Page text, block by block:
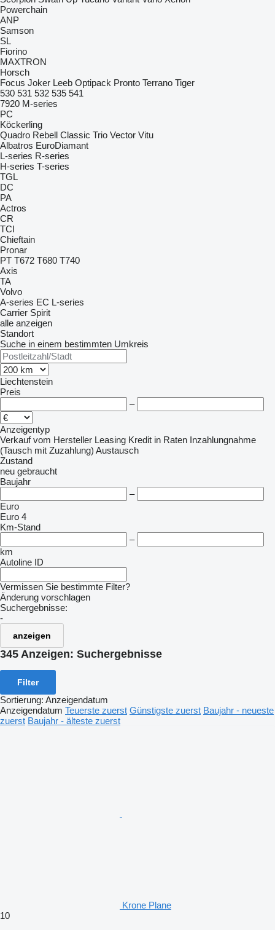
Powerchain
ANP
Samson
SL
Fiorino
MAXTRON
Horsch
Focus Joker Leeb Optipack Pronto Terrano Tiger
530 531 532 535 541
7920 M-series
PC
Köckerling
Quadro Rebell Classic Trio Vector Vitu
Albatros EuroDiamant
L-series R-series
H-series T-series
TGL
DC
PA
Actros
CR
TCI
Chieftain
Pronar
PT T672 T680 T740
Axis
TA
Volvo
A-series EC L-series
Carrier Spirit
alle anzeigen
Standort
Suche in einem bestimmten Umkreis
Liechtenstein
Preis
–
Anzeigentyp
Verkauf vom Hersteller Leasing Kredit in Raten Inzahlungnahme
(Tausch mit Zuzahlung) Austausch
Zustand
neu gebraucht
Baujahr
–
Euro
Euro 4
Km-Stand
–
km
Autoline ID
Vermissen Sie bestimmte Filter?
Änderung vorschlagen
Suchergebnisse:
-
anzeigen
345 Anzeigen: Suchergebnisse
Filter
Sortierung: Anzeigendatum
Anzeigendatum Teuerste zuerst Günstigste zuerst Baujahr - neueste
zuerst Baujahr - älteste zuerst
Krone Plane
10